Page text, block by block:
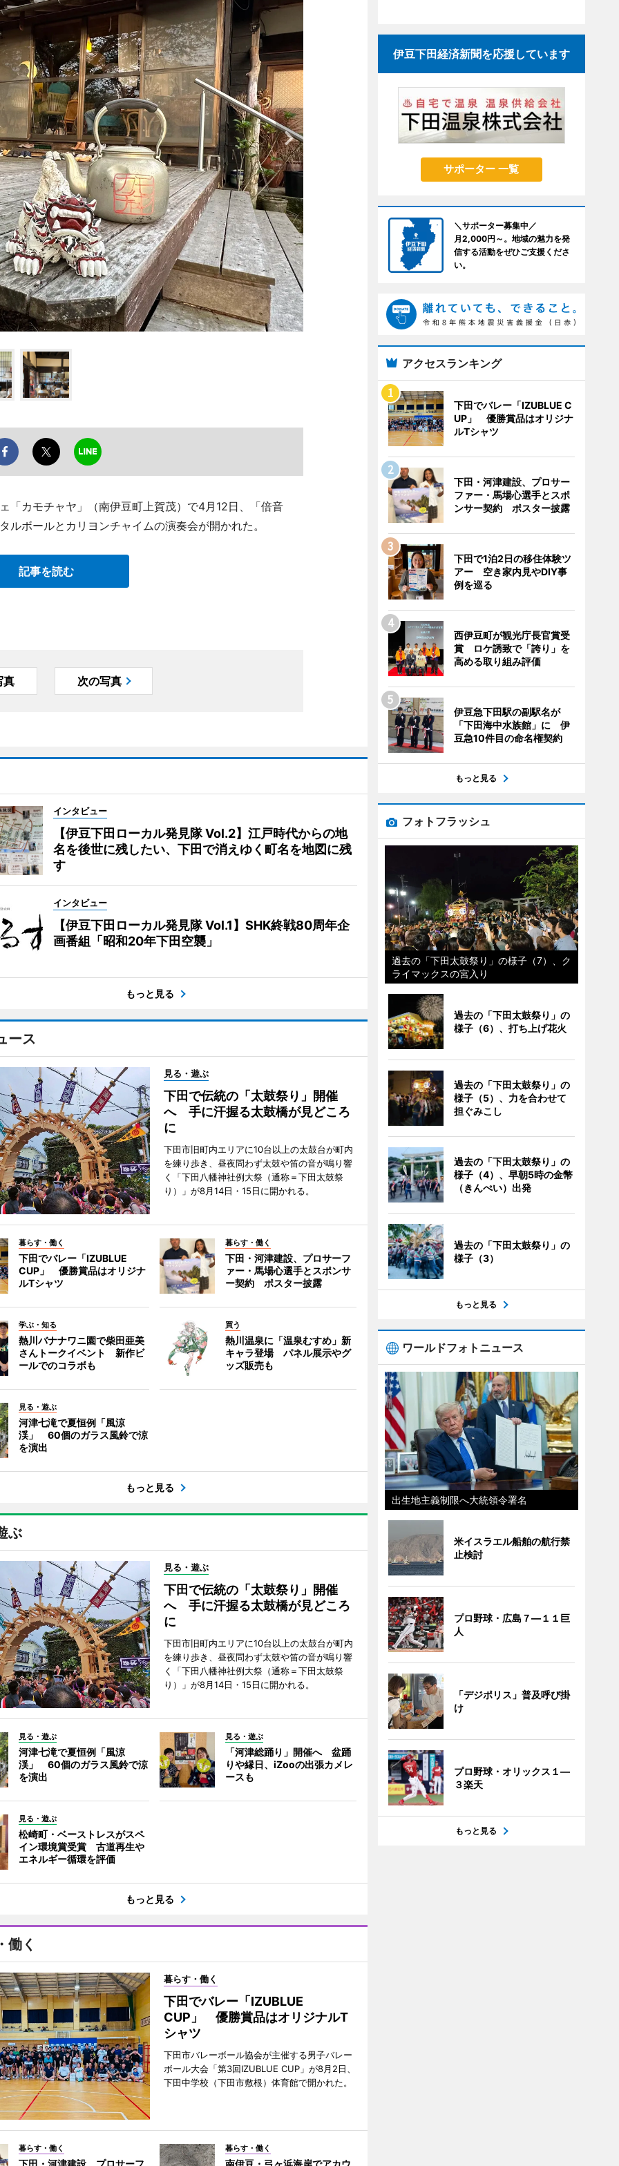
「カモチャヤ」（南伊豆町上賀茂）で4月12日、「倍音
ボールとカリヨンチャイムの演奏会が開かれた。
記事を読む
真 次の写真
インタビュー
【伊豆下田ローカル発見隊 Vol.2】江戸時代からの地
名を後世に残したい、下田で消えゆく町名を地図に残
す
インタビュー
【伊豆下田ローカル発見隊 Vol.1】SHK終戦80周年企
画番組「昭和20年下田空襲」
もっと見る
ース
見る・遊ぶ
下田で伝統の「太鼓祭り」開催
へ 手に汗握る太鼓橋が見どころ
に
下田市旧町内エリアに10台以上の太鼓台が町内
を練り歩き、昼夜問わず太鼓や笛の音が鳴り響
く「下田八幡神社例大祭（通称＝下田太鼓祭
り）」が8月14日・15日に開かれる。
暮らす・働く
下田でバレー「IZUBLUE
CUP」 優勝賞品はオリジナ
ルTシャツ
暮らす・働く
下田・河津建設、プロサーフ
ァー・馬場心選手とスポンサ
ー契約 ポスター披露
学ぶ・知る
熱川バナナワニ園で柴田亜美
さんトークイベント 新作ビ
ールでのコラボも
買う
熱川温泉に「温泉むすめ」新
キャラ登場 パネル展示やグ
ッズ販売も
見る・遊ぶ
河津七滝で夏恒例「風涼
渓」 60個のガラス風鈴で涼
を演出
もっと見る
ぶ
見る・遊ぶ
下田で伝統の「太鼓祭り」開催
へ 手に汗握る太鼓橋が見どころ
に
下田市旧町内エリアに10台以上の太鼓台が町内
を練り歩き、昼夜問わず太鼓や笛の音が鳴り響
く「下田八幡神社例大祭（通称＝下田太鼓祭
り）」が8月14日・15日に開かれる。
見る・遊ぶ
河津七滝で夏恒例「風涼
渓」 60個のガラス風鈴で涼
を演出
見る・遊ぶ
「河津総踊り」開催へ 盆踊
りや縁日、iZooの出張カメレ
ースも
見る・遊ぶ
松崎町・ベーストレスがスペ
イン環境賞受賞 古道再生や
エネルギー循環を評価
もっと見る
働く
暮らす・働く
下田でバレー「IZUBLUE
CUP」 優勝賞品はオリジナルT
シャツ
下田市バレーボール協会が主催する男子バレー
ボール大会「第3回IZUBLUE CUP」が8月2日、
下田中学校（下田市敷根）体育館で開かれた。
暮らす・働く
下田・河津建設、プロサーフ
暮らす・働く
南伊豆・弓ヶ浜海岸でアカウ
伊豆下田経済新聞を応援しています
サポーター 一覧
＼サポーター募集中／
月2,000円～。地域の魅力を発
信する活動をぜひご支援くださ
い。
アクセスランキング
下田でバレー「IZUBLUE C
UP」 優勝賞品はオリジナ
ルTシャツ
下田・河津建設、プロサー
ファー・馬場心選手とスポ
ンサー契約 ポスター披露
下田で1泊2日の移住体験ツ
アー 空き家内見やDIY事
例を巡る
西伊豆町が観光庁長官賞受
賞 ロケ誘致で「誇り」を
高める取り組み評価
伊豆急下田駅の副駅名が
「下田海中水族館」に 伊
豆急10件目の命名権契約
もっと見る
フォトフラッシュ
過去の「下田太鼓祭り」の様子（7）、ク
ライマックスの宮入り
過去の「下田太鼓祭り」の
様子（6）、打ち上げ花火
過去の「下田太鼓祭り」の
様子（5）、力を合わせて
担ぐみこし
過去の「下田太鼓祭り」の
様子（4）、早朝5時の金幣
（きんぺい）出発
過去の「下田太鼓祭り」の
様子（3）
もっと見る
ワールドフォトニュース
出生地主義制限へ大統領令署名
米イスラエル船舶の航行禁
止検討
プロ野球・広島７―１１巨
人
「デジポリス」普及呼び掛
け
プロ野球・オリックス１―
３楽天
もっと見る